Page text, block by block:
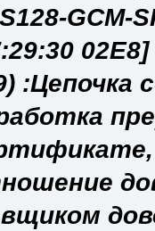
GCM-
:Цепочка